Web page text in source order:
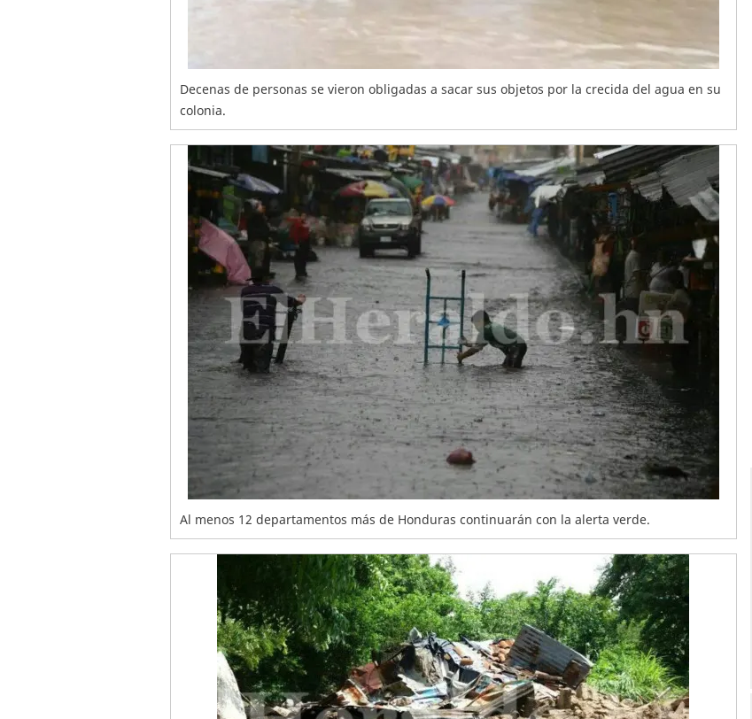
Decenas de personas se vieron obligadas a sacar sus objetos por la crecida del agua en su
colonia.
Al menos 12 departamentos más de Honduras continuarán con la alerta verde.